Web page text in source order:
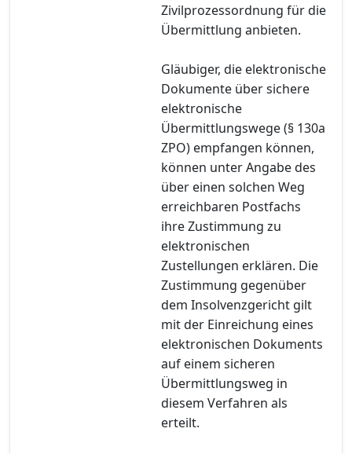
Zivilprozessordnung für die
Übermittlung anbieten.
Gläubiger, die elektronische
Dokumente über sichere
elektronische
Übermittlungswege (§ 130a
ZPO) empfangen können,
können unter Angabe des
über einen solchen Weg
erreichbaren Postfachs
ihre Zustimmung zu
elektronischen
Zustellungen erklären. Die
Zustimmung gegenüber
dem Insolvenzgericht gilt
mit der Einreichung eines
elektronischen Dokuments
auf einem sicheren
Übermittlungsweg in
diesem Verfahren als
erteilt.